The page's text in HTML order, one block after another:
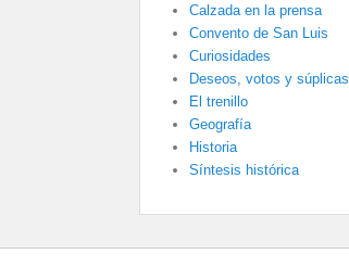
Calzada en la prensa
Convento de San Luis
Curiosidades
Deseos, votos y súplicas
El trenillo
Geografía
Historia
Síntesis histórica